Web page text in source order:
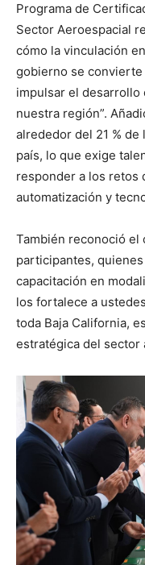
Programa de
Sector Aeroespacial
cómo la vinculación
gobierno se
impulsar el desarrollo
nuestra región”.
alrededor del 21 %
país, lo que exige
responder a los retos
automatización y
También reconoció el
participantes,
capacitación en
los fortalece a
toda Baja California,
estratégica del sector